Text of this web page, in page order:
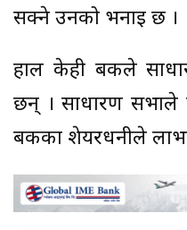
सक्ने उनको भनाइ छ ।
हाल केही बैंकले
छन् । साधारण सभाले
बैंकका शेयरधनीले